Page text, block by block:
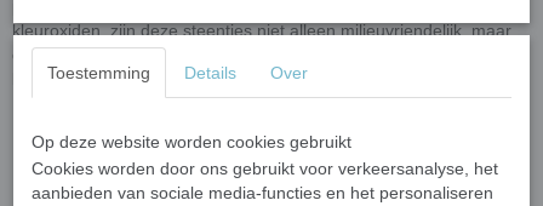
kleuroxiden, zijn deze steentjes niet alleen milieuvriendelijk, maar
ook duurzaam en veelzijdig. Perfect voor binnen- én
buitenprojecten dankzij hun vorst- en UV-bestendigheid.
Afmetingen:Elk stukje varieert in grootte van 10 tot 20 mm
en is 4 mm dik.
Toestemming Details Over
Op deze website worden cookies gebruikt
Cookies worden door ons gebruikt voor verkeersanalyse, het
aanbieden van sociale media-functies en het personaliseren